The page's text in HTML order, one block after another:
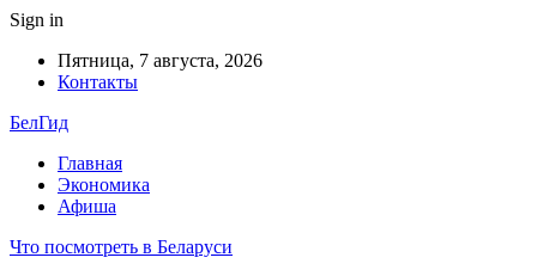
Sign in
Пятница, 7 августа, 2026
Контакты
БелГид
Главная
Экономика
Афиша
Что посмотреть в Беларуси